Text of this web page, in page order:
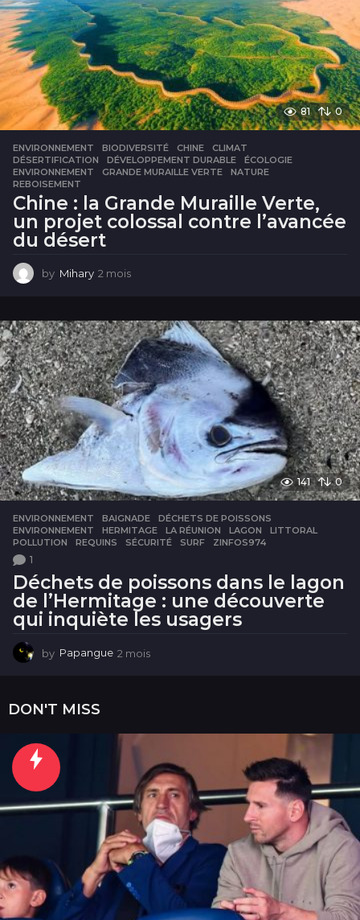
81 0
ENVIRONNEMENT BIODIVERSITÉ ,CHINE ,CLIMAT
DÉSERTIFICATION
,DÉVELOPPEMENT DURABLE ,ÉCOLOGIE
ENVIRONNEMENT
,GRANDE MURAILLE VERTE ,NATURE
REBOISEMENT
Chine : la Grande Muraille Verte,
un projet colossal contre l’avancée
du désert
by Mihary 2 mois
i
s
141 0
ENVIRONNEMENT BAIGNADE ,DÉCHETS DE POISSONS
ENVIRONNEMENT
,HERMITAGE ,LA RÉUNION ,LAGON ,LITTORAL
POLLUTION
,REQUINS ,SÉCURITÉ ,SURF ,ZINFOS974
1
Déchets de poissons dans le lagon
de l’Hermitage : une découverte
qui inquiète les usagers
by Papangue 2 mois
DON'T MISS